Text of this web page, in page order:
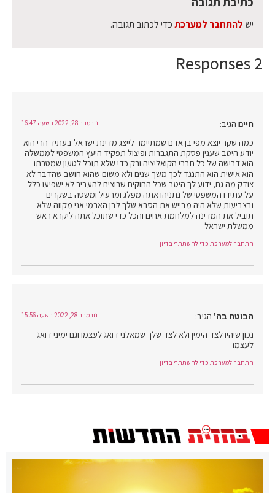
2 Responses
חיים הגיב: נובמבר 28, 2022 בשעה 16:47
כמה שקר יוצא מפי בן אדם שמתיימר לייצג מדינת ישראל בעתיד הרי הוא
יודע היטב שענין פסקת התגברות ופיצול תפקיד היעץ המשפטי לממשלה
הוא דרישה של כל חברי הקואליציה ורק כדי שלא תוכל לטעון שמטרתו
הוא אישית הוא התנגד לכך משך שנים ולא משום שהוא חושב שהדבר לא
צודק מה גם, ידוע לך היטב שכל החוקים שרוצים להעביר לא ישפיעו כלל
על עתידו המשפטי של נתניהו אתה מפלג ומרעיל ומשסה בשקרים
ובצביעות שלא היה מבייש את הסבא שלך לבן הארמי אני מקווה שלא
תוביל את המדינה למלחמת אחים והכל כדי שתוכל אתה ליקרא ראש
ממשלת ישראל
התחבר למערכת כדי להשתתף בדיון
הבוטח בה' הגיב: נובמבר 28, 2022 בשעה 15:56
נכון שיהיו לצד הימין ולא לצד שלך שמאלני דואג לעצמו וגם ימיני דואג
לעצמו
התחבר למערכת כדי להשתתף בדיון
יש להתחבר למערכתכדי לכתוב תגובה.